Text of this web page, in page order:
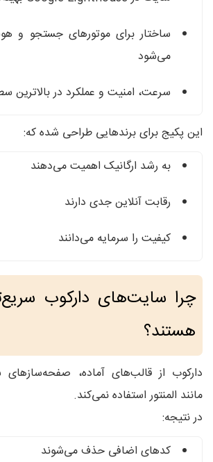
ساختار برای موتورهای جستجو و
می‌شود
سرعت، امنیت و عملکرد در بالاترین
این پکیج برای برندهایی طراحی شده که:
به رشد ارگانیک اهمیت می‌دهند
رقابت آنلاین جدی دارند
کیفیت را سرمایه می‌دانند
چرا سایت‌های دارکوب
هستند؟
دارکوب از قالب‌های آماده، صفحه‌سازهای
مانند المنتور استفاده نمی‌کند.
در نتیجه:
کدهای اضافی حذف می‌شوند